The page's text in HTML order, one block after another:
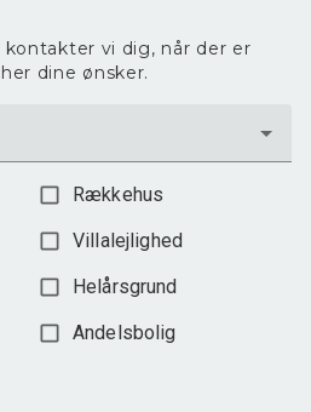
er der en fantastisk
bryggers med
vinkælder og et
ring til
kontakter vi dig, når der er
dine ønsker.
Rækkehus
Villalejlighed
Helårsgrund
Andelsbolig